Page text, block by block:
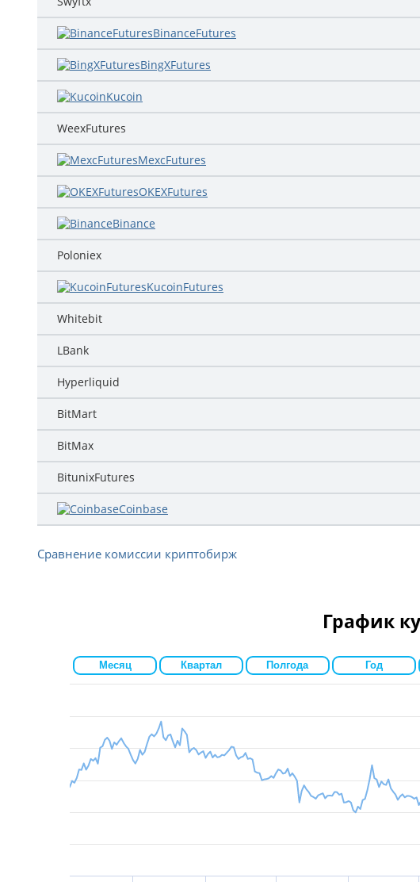
BinanceFutures
BingXFutures
Kucoin
WeexFutures
MexcFutures
OKEXFutures
Binance
Poloniex
KucoinFutures
Whitebit
LBank
Hyperliquid
BitMart
BitMax
BitunixFutures
Coinbase
Сравнение комиссии криптобирж
График
Месяц Квартал Полгода Год